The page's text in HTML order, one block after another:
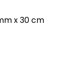
x 30 cm